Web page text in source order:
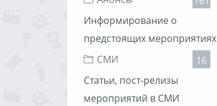
Информирование о
предстоящих мероприятиях
СМИ
16
Статьи, пост-релизы
мероприятий в СМИ